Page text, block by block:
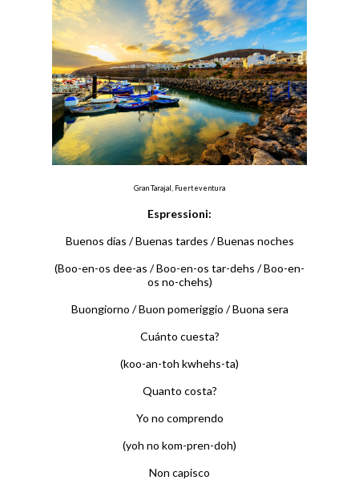
Gran Tarajal, Fuerteventura
Espressioni:
Buenos días / Buenas tardes / Buenas noches
(Boo-en-os dee-as / Boo-en-os tar-dehs / Boo-en-
os no-chehs)
Buongiorno / Buon pomeriggio / Buona sera
Cuánto cuesta?
(koo-an-toh kwhehs-ta)
Quanto costa?
Yo no comprendo
(yoh no kom-pren-doh)
Non capisco